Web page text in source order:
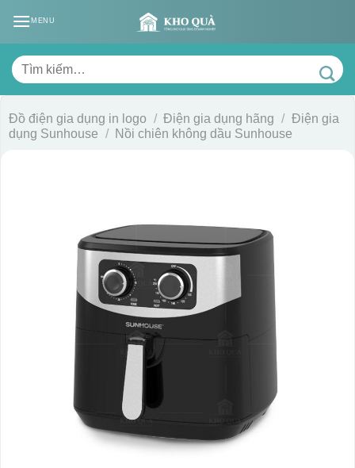
MENU
Tìm
kiếm:
Đồ điện gia dụng in logo / Điện gia dụng hãng / Điện gia
dụng Sunhouse / Nồi chiên không dầu Sunhouse